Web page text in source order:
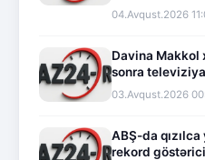
04.Avqust.2026
Davina Makkol
sonra
03.Avqust.2026
ABŞ-da
rekord